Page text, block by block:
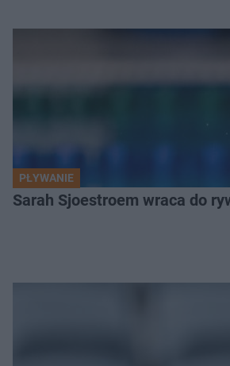
PŁYWANIE
Sarah Sjoestroem wraca do